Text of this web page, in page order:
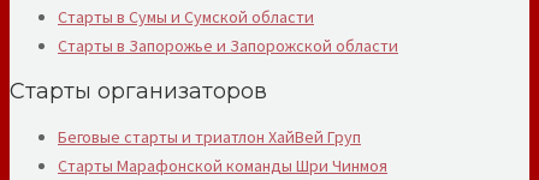
Старты в Сумы и Сумской области
Старты в Запорожье и Запорожской области
Старты организаторов
Беговые старты и триатлон ХайВей Груп
Старты Марафонской команды Шри Чинмоя